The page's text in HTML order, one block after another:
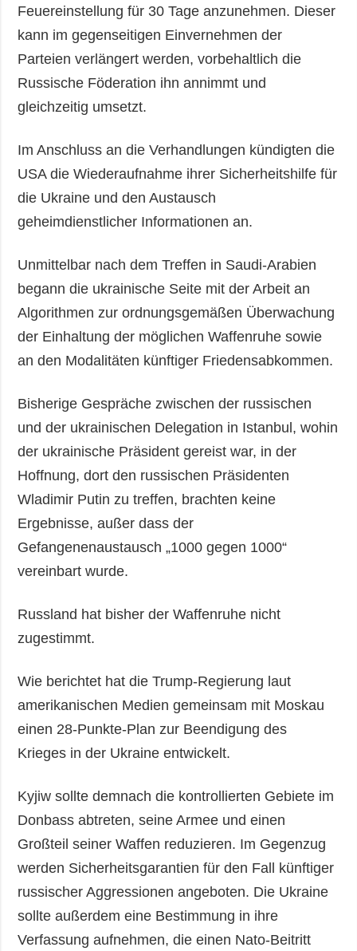
Feuereinstellung für 30 Tage anzunehmen. Dieser
kann im gegenseitigen Einvernehmen der
Parteien verlängert werden, vorbehaltlich die
Russische Föderation ihn annimmt und
gleichzeitig umsetzt.
Im Anschluss an die Verhandlungen kündigten die
USA die Wiederaufnahme ihrer Sicherheitshilfe für
die Ukraine und den Austausch
geheimdienstlicher Informationen an.
Unmittelbar nach dem Treffen in Saudi-Arabien
begann die ukrainische Seite mit der Arbeit an
Algorithmen zur ordnungsgemäßen Überwachung
der Einhaltung der möglichen Waffenruhe sowie
an den Modalitäten künftiger Friedensabkommen.
Bisherige Gespräche zwischen der russischen
und der ukrainischen Delegation in Istanbul, wohin
der ukrainische Präsident gereist war, in der
Hoffnung, dort den russischen Präsidenten
Wladimir Putin zu treffen, brachten keine
Ergebnisse, außer dass der
Gefangenenaustausch „1000 gegen 1000“
vereinbart wurde.
Russland hat bisher der Waffenruhe nicht
zugestimmt.
Wie berichtet hat die Trump-Regierung laut
amerikanischen Medien gemeinsam mit Moskau
einen 28-Punkte-Plan zur Beendigung des
Krieges in der Ukraine entwickelt.
Kyjiw sollte demnach die kontrollierten Gebiete im
Donbass abtreten, seine Armee und einen
Großteil seiner Waffen reduzieren. Im Gegenzug
werden Sicherheitsgarantien für den Fall künftiger
russischer Aggressionen angeboten. Die Ukraine
sollte außerdem eine Bestimmung in ihre
Verfassung aufnehmen, die einen Nato-Beitritt